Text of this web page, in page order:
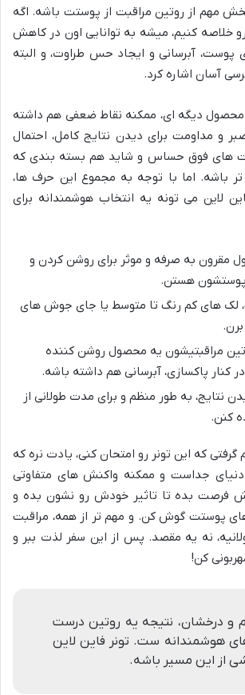
مهم از روتین مراقبت از پوستت باشه. اگه
خلاصه کنیم، میشه به توانایی اون در کاهش
پوست، آبرسانی و ایجاد حس طراوت، و البته
آسان اشاره کرد.
محصول دیگه ای، ممکنه نقاط ضعفی هم داشته
و مداومت برای دیدن نتایج کامل، احتمال
های فوق حساس و شاید هم بسته بندی که
باشه. اما با توجه به مجموع این حرف ها،
لاین می تونه یه انتخاب هوشمندانه برای
مقرون به صرفه و موثر برای روشن کردن و
هستن.
لک های کم رنگ تا متوسط یا جای جوش های
مراقبتیشون یه محصول روشن کننده
کنار پاکسازی، آبرسانی هم داشته باشه.
نتایج، به طور منظم و برای مدت طولانی از
کنن.
که این تونر رو امتحان کنی، یادت نره که
جداست و ممکنه واکنش های متفاوتی
بده تا تاثیر خودش رو نشون بده و
پوستت گوش کن. و مهم تر از همه، مراقبت
نه یه مقصد. پس از این سفر لذت ببر و
کن!
و درخشان، نتیجه یه روتین درست
هوشمندانه ست. تونر فاین لاین
از این مسیر باشه.